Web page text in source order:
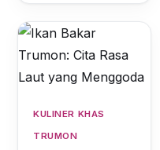
KULINER KHAS
TRUMON